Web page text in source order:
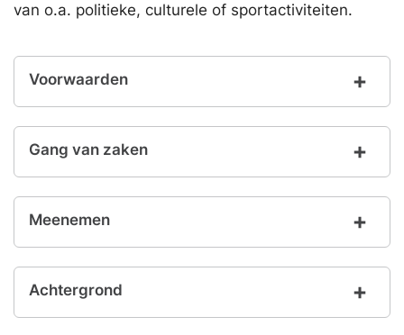
van o.a. politieke, culturele of sportactiviteiten.
Voorwaarden
Gang van zaken
Meenemen
Achtergrond